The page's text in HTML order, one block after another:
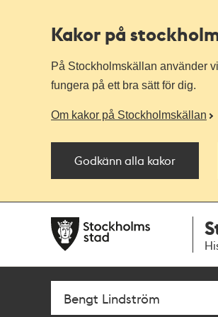
Kakor på
På Stockholmskällan använder
fungera på ett bra sätt för dig.
Om kakor på Stockholmskällan
Godkänn alla kakor
navigationen
huvudinnehållet
Sök